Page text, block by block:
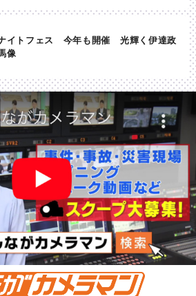
イトフェス 今年も開催 光輝く伊達政
像